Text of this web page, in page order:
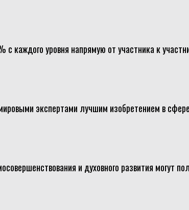
каждого уровня напрямую от участника к
экспертами лучшим изобретением в
и духовного развития могут